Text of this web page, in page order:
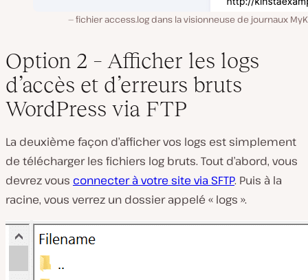
fichier access.log dans la visionneuse de journaux
Option 2 – Afficher les logs
d’accès et d’erreurs bruts
WordPress via FTP
La deuxième façon d’afficher vos logs est simplement
de télécharger les fichiers log bruts. Tout d’abord, vous
devrez vous connecter à votre site via SFTP. Puis à la
racine, vous verrez un dossier appelé « logs ».